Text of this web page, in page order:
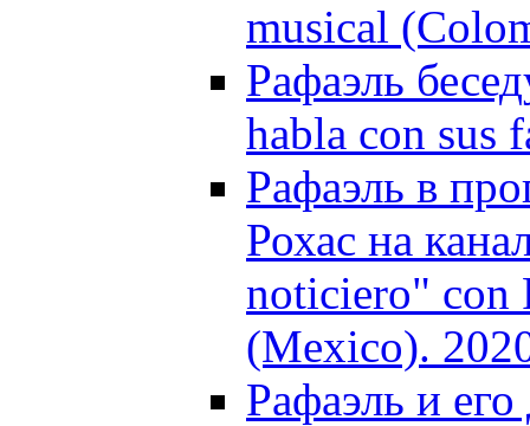
musical
Рафаэль
habla con sus
Рафаэль в
Рохас на
noticiero" con
(Mexico).
Рафаэль и